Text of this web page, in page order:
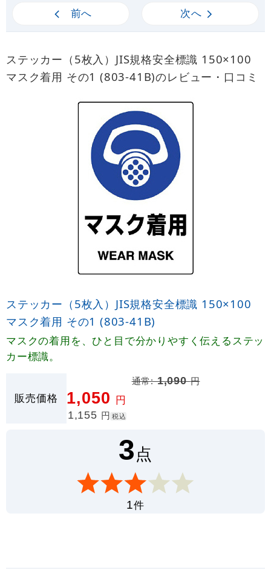
前へ 次へ
ステッカー（5枚入）JIS規格安全標識 150×100
マスク着用 その1 (803-41B)のレビュー・口コミ
ステッカー（5枚入）JIS規格安全標識 150×100
マスク着用 その1 (803-41B)
マスクの着用を、ひと目で分かりやすく伝えるステッ
カー標識。
販売価格
通常:1,090円
1,050 円
1,155 円 税込
3点
1件